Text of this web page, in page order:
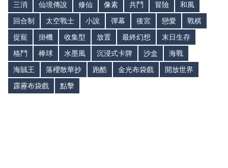
三消
仙境傳說 修仙 像素 共鬥 冒險
和風
回合制
太空戰士 小說 彈幕 後宮 戀愛
戰棋
捉寵
掛機 收集型 放置 最終幻想
末日生存
格鬥
棒球 水墨風 沉浸式卡牌 沙盒
海戰
海賊王
落櫻散華抄 跑酷 金光布袋戲
開放世界
霹靂布袋戲
點擊